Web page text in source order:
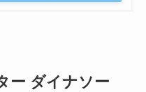
ー ダイナソー